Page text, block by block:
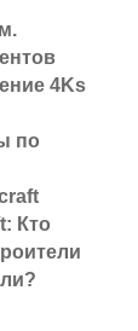
4Ks
по
Кто